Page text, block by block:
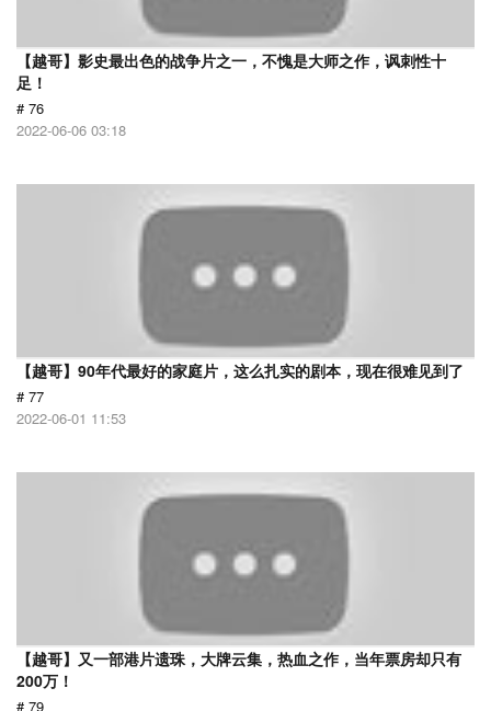
【越哥】影史最出色的战争片之一，不愧是大师之作，讽刺性十
足！
# 76
2022-06-06 03:18
【越哥】90年代最好的家庭片，这么扎实的剧本，现在很难见到了
# 77
2022-06-01 11:53
【越哥】又一部港片遗珠，大牌云集，热血之作，当年票房却只有
200万！
# 79